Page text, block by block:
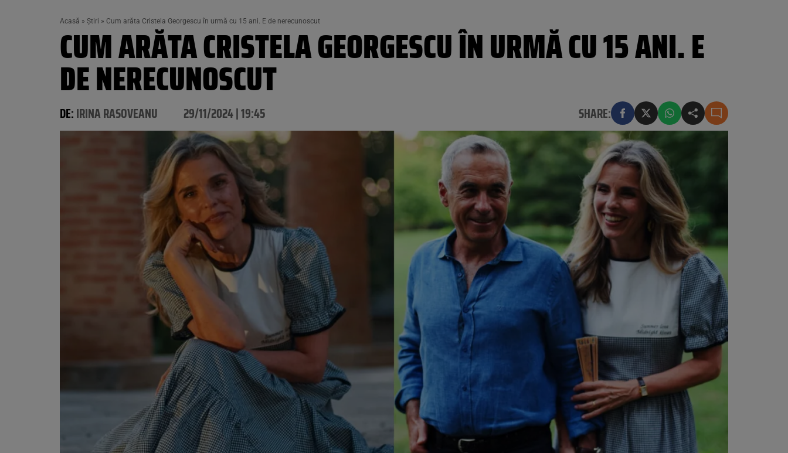
Acasă » Știri » Cum arăta Cristela Georgescu în urmă cu 15 ani. E de nerecunoscut
CUM ARĂTA CRISTELA GEORGESCU ÎN URMĂ CU 15 ANI. E
DE NERECUNOSCUT
DE:IRINA RASOVEANU 29/11/2024 | 19:45 SHARE: